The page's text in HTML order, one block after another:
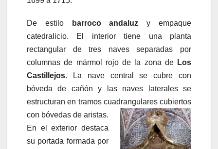
De estilo barroco andaluz y empaque
catedralicio. El interior tiene una planta
rectangular de tres naves separadas por
columnas de mármol rojo de la zona de Los
Castillejos. La nave central se cubre con
bóveda de cañón y las naves laterales se
estructuran en tramos cuadrangulares cubiertos
con bóvedas de aristas.
En el exterior destaca
su portada formada por